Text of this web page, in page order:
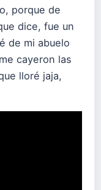
porque de
dice, fue un
de mi abuelo
cayeron las
lloré jaja,